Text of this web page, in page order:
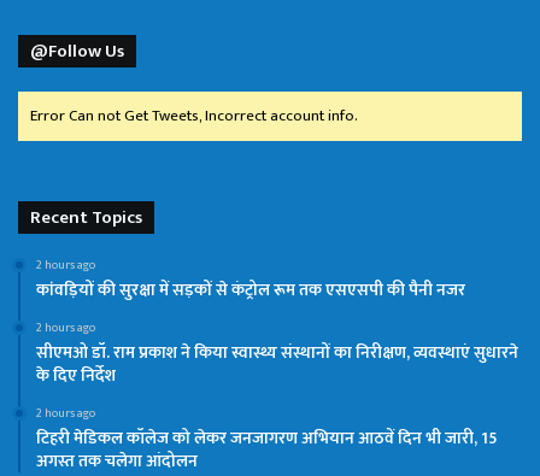
@Follow Us
Error Can not Get Tweets, Incorrect account info.
Recent Topics
2 hours ago
कांवड़ियों की सुरक्षा में सड़कों से कंट्रोल रूम तक एसएसपी की पैनी नजर
2 hours ago
सीएमओ डॉ. राम प्रकाश ने किया स्वास्थ्य संस्थानों का निरीक्षण, व्यवस्थाएं सुधारने
के दिए निर्देश
2 hours ago
टिहरी मेडिकल कॉलेज को लेकर जनजागरण अभियान आठवें दिन भी जारी, 15
अगस्त तक चलेगा आंदोलन